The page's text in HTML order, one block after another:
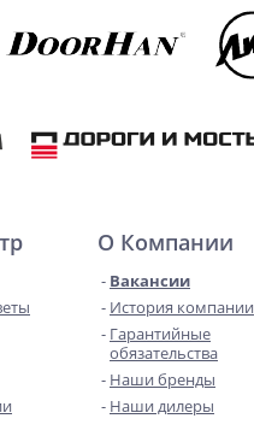
О Компании
Вакансии
История компании
Гарантийные
обязательства
Наши бренды
Наши дилеры